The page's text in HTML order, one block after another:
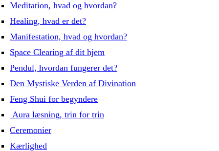
Meditation, hvad og hvordan?
Healing, hvad er det?
Manifestation, hvad og hvordan?
Space Clearing af dit hjem
Pendul, hvordan fungerer det?
Den Mystiske Verden af Divination
Feng Shui for begyndere
Aura læsning, trin for trin
Ceremonier
Kærlighed